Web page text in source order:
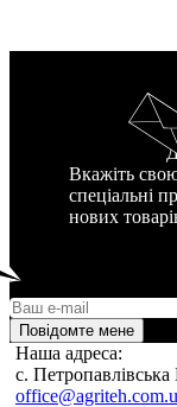
Вкажіть
спеціальні
нових
Повідомте мене
Наша адреса:
c.